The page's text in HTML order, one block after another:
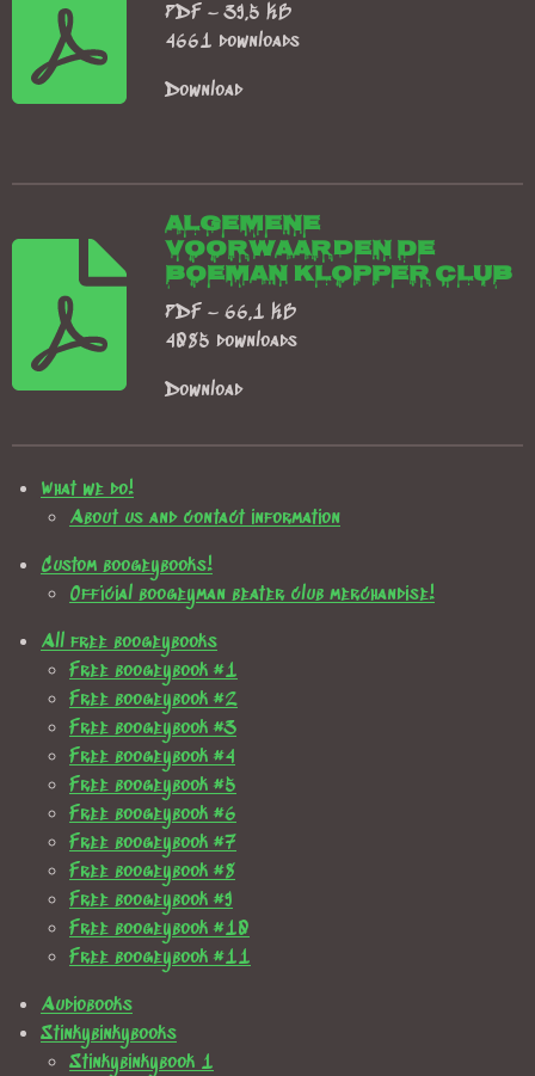
PDF – 39,5 KB
4661 downloads
Download
Algemene
Voorwaarden De
Boeman Klopper Club
PDF – 66,1 KB
4085 downloads
Download
What we do!
About us and contact information
Custom boogeybooks!
Official boogeyman beater club merchandise!
All free boogeybooks
Free boogeybook #1
Free boogeybook #2
Free boogeybook #3
Free boogeybook #4
Free boogeybook #5
Free boogeybook #6
Free boogeybook #7
Free boogeybook #8
Free boogeybook #9
Free boogeybook #10
Free boogeybook #11
Audiobooks
Stinkybinkybooks
Stinkybinkybook 1